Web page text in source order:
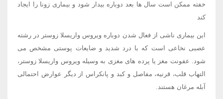
خفته ممکن است سال ها بعد دوباره بیدار شود و بیماری زونا را ایجاد
کند
این بیماری ناشی از فعال شدن دوباره ویروس واریسلا زوستر در رشته
عصبی نخاعی است که با درد شدید و ضایعات پوستی مشخص می
شود. عفونت مغز یا پرده های مغزی به وسیله ویروس واریسلا زوستر،
التهاب قلب، قرنیه، مفاصل و کبد و پانکراس از دیگر عوارض احتمالی
آبله مرغان هستند.